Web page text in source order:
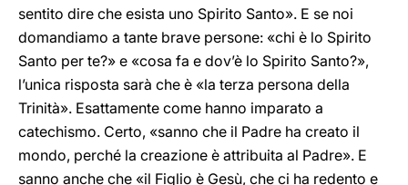
sentito dire che esista uno Spirito Santo». E se noi
domandiamo a tante brave persone: «chi è lo Spirito
Santo per te?» e «cosa fa e dov’è lo Spirito Santo?»,
l’unica risposta sarà che è «la terza persona della
Trinità». Esattamente come hanno imparato a
catechismo. Certo, «sanno che il Padre ha creato il
mondo, perché la creazione è attribuita al Padre». E
sanno anche che «il Figlio è Gesù, che ci ha redento e